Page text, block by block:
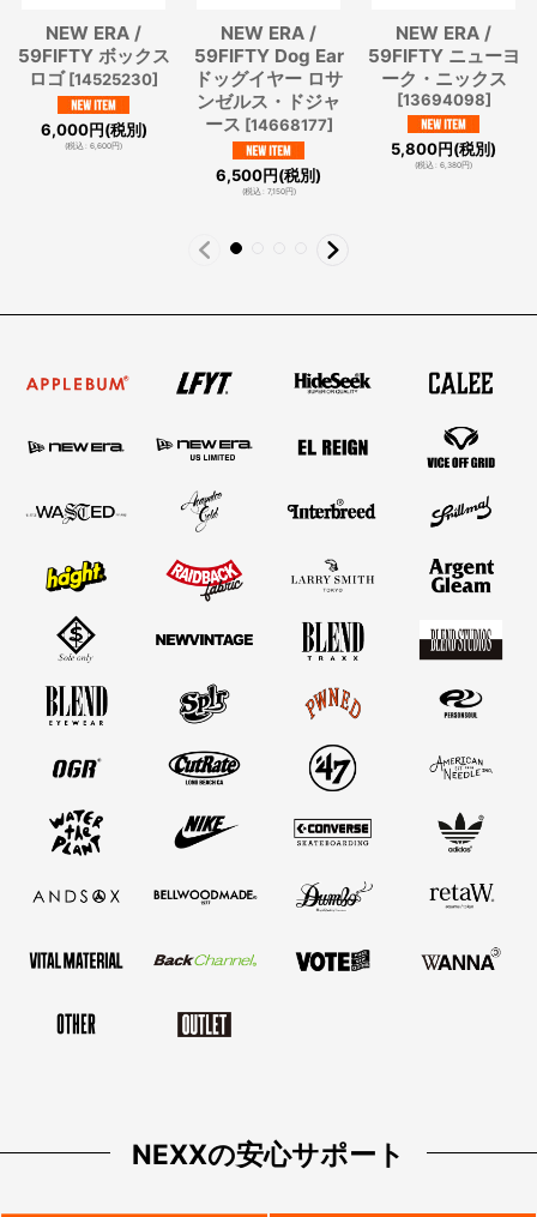
NEW ERA /
59FIFTY ボックス
ロゴ [14525230]
6,000円(税別)
(税込: 6,600円)
NEW ERA /
59FIFTY Dog Ear
ドッグイヤー ロサ
ンゼルス・ドジャ
ース [14668177]
6,500円(税別)
(税込: 7,150円)
NEW ERA /
59FIFTY ニューヨ
ーク・ニックス
[13694098]
5,800円(税別)
(税込: 6,380円)
NEXXの安心サポート